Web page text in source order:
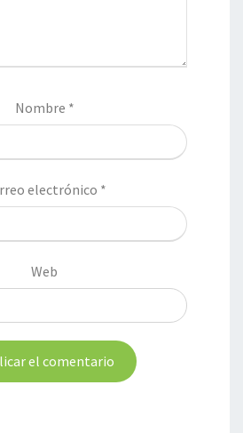
Nombre *
electrónico *
Web